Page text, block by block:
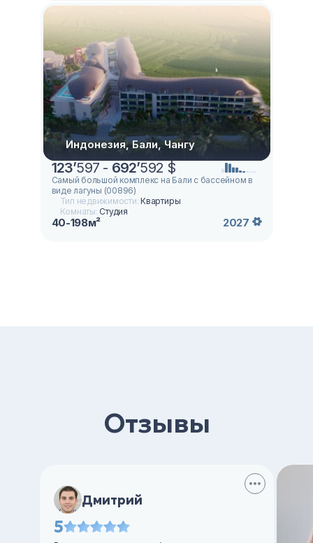
Индонезия, Бали, Чангу
123’597 - 692’592 $
Самый большой комплекс на Бали с бассейном в
виде лагуны (00896)
Тип недвижимости:Квартиры
Комнаты: Студия
40-198м² 2027
Отзывы
Дмитрий
5